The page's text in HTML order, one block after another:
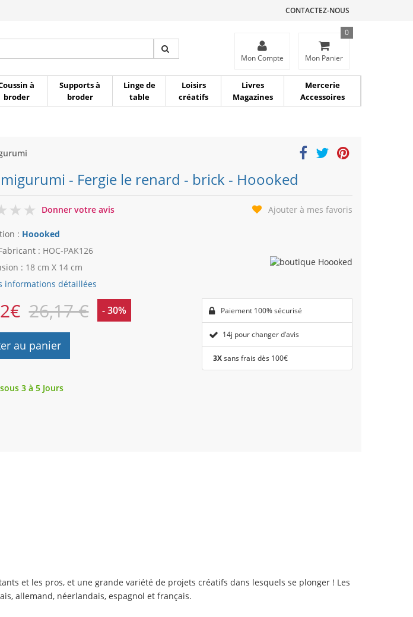
CONTACTEZ-NOUS
Mon Compte Mon Panier
0
à
broder
Supports à
broder
Linge de
table
Loisirs
créatifs
Livres
Magazines
Mercerie
Accessoires
- Fergie le renard - brick - Hoooked
0
Donner votre avis Ajouter à mes favoris
: Hoooked
: HOC-PAK126
: 18 cm X 14 cm
informations détaillées
€ 26,17 € - 30%
au panier
Paiement 100% sécurisé
14j pour changer d’avis
3Xsans frais dès 100€
3 à 5 Jours
et les pros, et une grande variété de projets créatifs dans lesquels se plonger ! Les
allemand, néerlandais, espagnol et français.